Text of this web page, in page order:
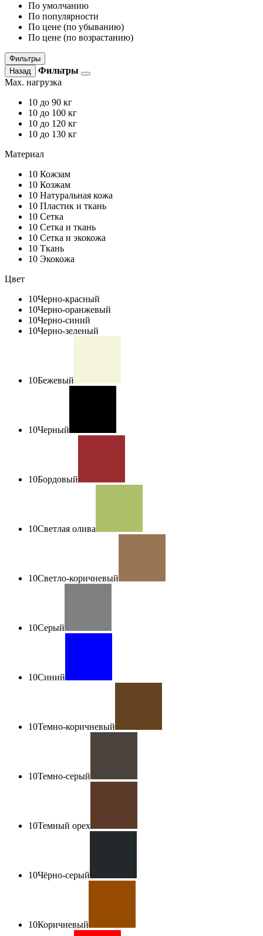
По умолчанию
По популярности
По цене (по убыванию)
По цене (по возрастанию)
Фильтры
Назад
Фильтры
Max. нагрузка
10 до 90 кг
10 до 100 кг
10 до 120 кг
10 до 130 кг
Материал
10 Кожзам
10 Козжам
10 Натуральная кожа
10 Пластик и ткань
10 Сетка
10 Сетка и ткань
10 Сетка и экокожа
10 Ткань
10 Экокожа
Цвет
10Черно-красный
10Черно-оранжевый
10Черно-синий
10Черно-зеленый
10Бежевый
10Черный
10Бордовый
10Светлая олива
10Светло-коричневый
10Серый
10Синий
10Темно-коричневый
10Темно-серый
10Темный орех
10Чёрно-серый
10Коричневый